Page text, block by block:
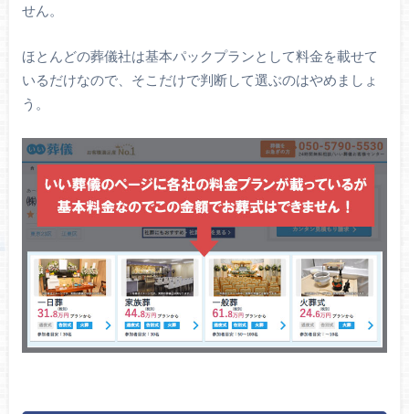
せん。
ほとんどの葬儀社は基本パックプランとして料金を載せて
いるだけなので、そこだけで判断して選ぶのはやめましょ
う。